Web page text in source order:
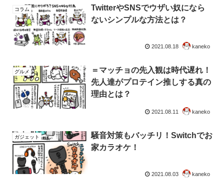
コラム
TwitterやSNSでウザい奴になら
ないシンプルな方法とは？
2021.08.18 kaneko
グルメ
＝マッチョの先入観は時代遅れ！
先人達がプロテイン推しする真の
理由とは？
2021.08.11 kaneko
ガジェット
騒音対策もバッチリ！Switchでお
家カラオケ！
2021.08.03 kaneko